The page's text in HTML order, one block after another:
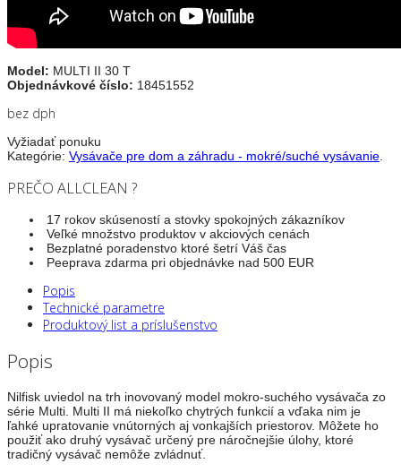
Model: MULTI II 30 T
Objednávkové číslo: 18451552
bez dph
Vyžiadať ponuku
Kategórie: Vysávače pre dom a záhradu - mokré/suché vysávanie.
PREČO ALLCLEAN ?
17 rokov skúseností a stovky spokojných zákazníkov
Veľké množstvo produktov v akciových cenách
Bezplatné poradenstvo ktoré šetrí Váš čas
Peeprava zdarma pri objednávke nad 500 EUR
Popis
Technické parametre
Produktový list a príslušenstvo
Popis
Nilfisk uviedol na trh inovovaný model mokro-suchého vysávača zo
série Multi. Multi II má niekoľko chytrých funkcií a vďaka nim je
ľahké upratovanie vnútorných aj vonkajších priestorov. Môžete ho
použiť ako druhý vysávač určený pre náročnejšie úlohy, ktoré
tradičný vysávač nemôže zvládnuť.